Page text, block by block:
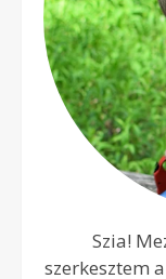
Szia!
szerkesztem